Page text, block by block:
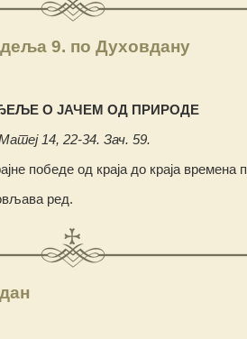
9. по Духовдану
О ЈАЧЕМ ОД ПРИРОДЕ
14, 22-34. Зач. 59.
победе од краја до краја времена
ред.